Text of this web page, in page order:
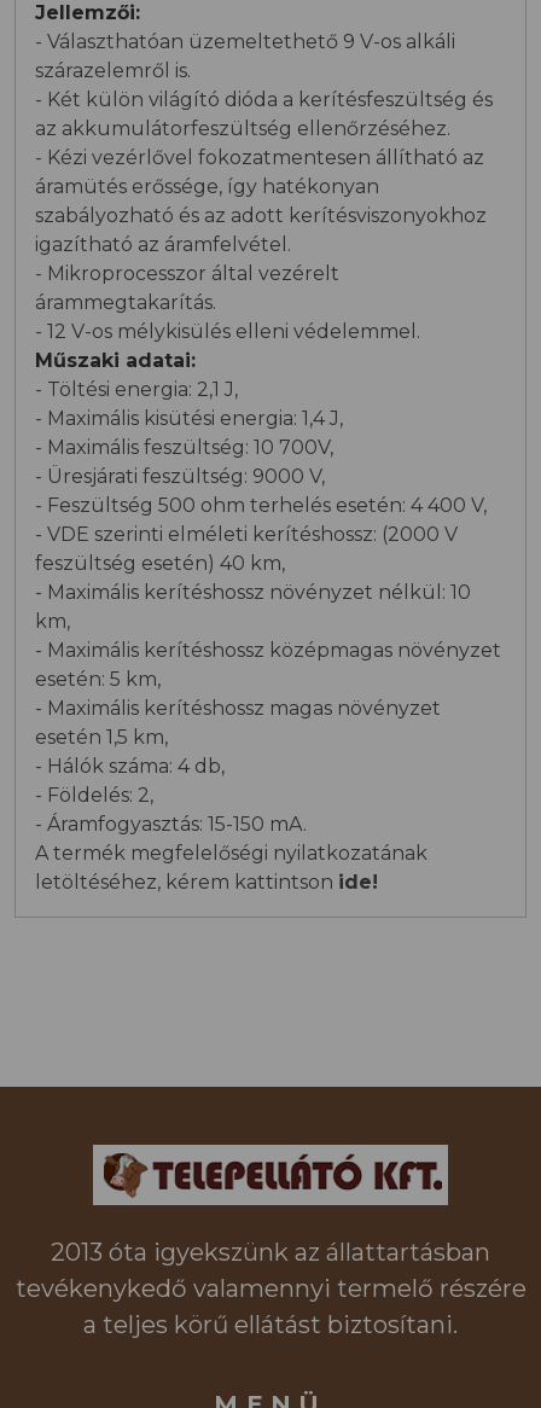
Jellemzői:
- Választhatóan üzemeltethető 9 V-os alkáli
szárazelemről is.
- Két külön világító dióda a kerítésfeszültség és
az akkumulátorfeszültség ellenőrzéséhez.
- Kézi vezérlővel fokozatmentesen állítható az
áramütés erőssége, így hatékonyan
szabályozható és az adott kerítésviszonyokhoz
igazítható az áramfelvétel.
- Mikroprocesszor által vezérelt
árammegtakarítás.
- 12 V-os mélykisülés elleni védelemmel.
Műszaki adatai:
- Töltési energia: 2,1 J,
- Maximális kisütési energia: 1,4 J,
- Maximális feszültség: 10 700V,
- Üresjárati feszültség: 9000 V,
- Feszültség 500 ohm terhelés esetén: 4 400 V,
- VDE szerinti elméleti kerítéshossz: (2000 V
feszültség esetén) 40 km,
- Maximális kerítéshossz növényzet nélkül: 10
km,
- Maximális kerítéshossz középmagas növényzet
esetén: 5 km,
- Maximális kerítéshossz magas növényzet
esetén 1,5 km,
- Hálók száma: 4 db,
- Földelés: 2,
- Áramfogyasztás: 15-150 mA.
A termék megfelelőségi nyilatkozatának
letöltéséhez, kérem kattintson ide!
2013 óta igyekszünk az állattartásban
tevékenykedő valamennyi termelő részére
a teljes körű ellátást biztosítani.